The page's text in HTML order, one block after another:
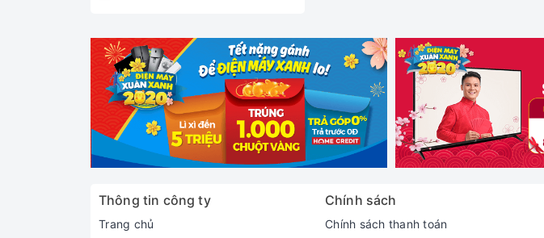
Thông tin công ty
Trang chủ
Chính sách
Chính sách thanh toán